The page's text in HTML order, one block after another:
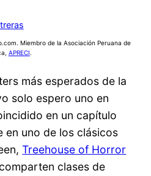
Miembro de la Asociación Peruana de
APRECI.
más esperados de la
solo espero uno en
en un capítulo
en uno de los clásicos
Treehouse of Horror
clases de